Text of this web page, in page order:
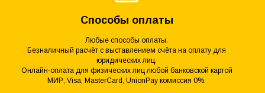
Способы оплаты
Любые способы оплаты.
Безналичный расчёт с выставлением счёта на оплату для
юридических лиц.
Онлайн-оплата для физических лиц любой банковской картой
МИР, Visa, MasterCard, UnionPay комиссия 0%.